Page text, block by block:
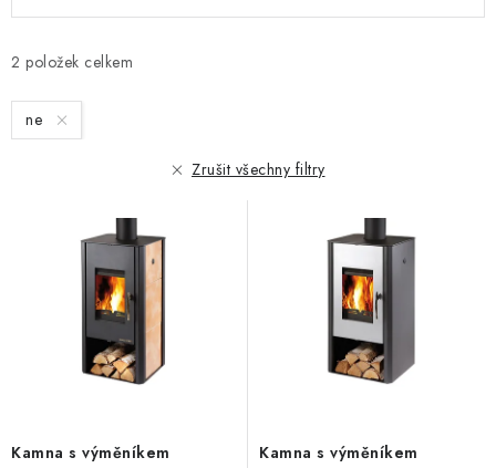
i
s
p
2
e
n
í ne
Zrušit všechny filtry
Kamna s výměníkem
Kamna s výměníkem